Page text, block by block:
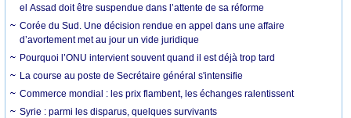
el Assad doit être suspendue dans l’attente de sa réforme
Corée du Sud. Une décision rendue en appel dans une affaire
d’avortement met au jour un vide juridique
Pourquoi l’ONU intervient souvent quand il est déjà trop tard
La course au poste de Secrétaire général s'intensifie
Commerce mondial : les prix flambent, les échanges ralentissent
Syrie : parmi les disparus, quelques survivants